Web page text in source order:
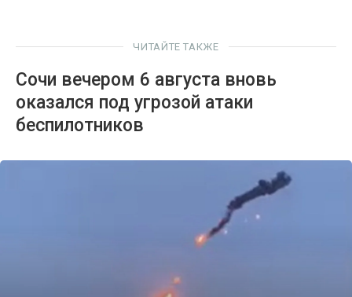
ЧИТАЙТЕ ТАКЖЕ
Сочи вечером 6 августа вновь
оказался под угрозой атаки
беспилотников